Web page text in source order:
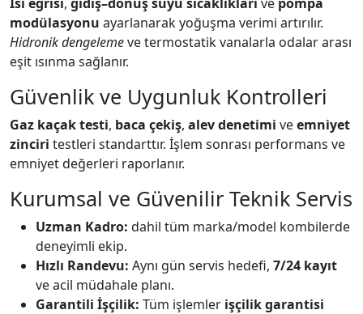
modülasyonu ayarlanarak yoğuşma verimi artırılır.
Hidronik dengelemeve termostatik vanalarla odalar arası
eşit ısınma sağlanır.
Güvenlik ve Uygunluk Kontrolleri
Gaz kaçak testi, baca çekiş, alev denetimi veemniyet
zinciri testleri standarttır. İşlem sonrası performans ve
emniyet değerleri raporlanır.
Kurumsal ve Güvenilir Teknik Servis
Uzman Kadro: dahil tüm marka/model kombilerde
deneyimli ekip.
Hızlı Randevu: Aynı gün servis hedefi, 7/24 kayıt
ve acil müdahale planı.
Garantili İşçilik: Tüm işlemler işçilik garantisi